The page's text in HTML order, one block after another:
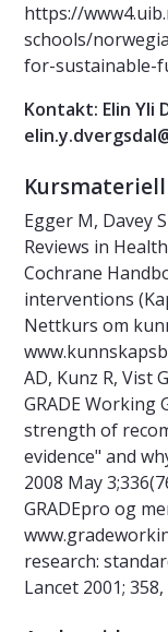
https://
schools/
for-sustainable-
Kontakt: Elin Yli
Kursmateriell
Egger M, Davey
Reviews in
Cochrane
interventions
Nettkurs om
AD, Kunz R, Vist
GRADE Working
strength of
evidence" and
2008 May
GRADEpro og
research:
Lancet 2001; 358,